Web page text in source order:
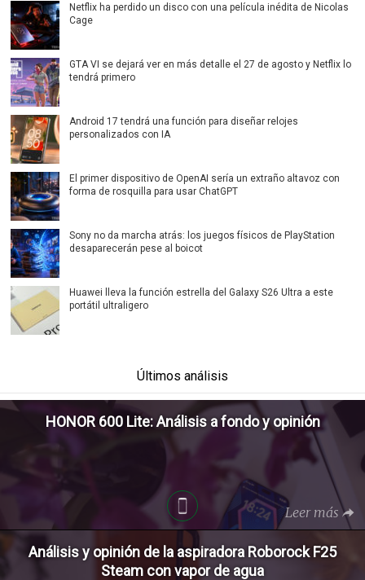
Netflix ha perdido un disco con una película inédita de Nicolas
Cage
GTA VI se dejará ver en más detalle el 27 de agosto y Netflix lo
tendrá primero
Android 17 tendrá una función para diseñar relojes
personalizados con IA
El primer dispositivo de OpenAI sería un extraño altavoz con
forma de rosquilla para usar ChatGPT
Sony no da marcha atrás: los juegos físicos de PlayStation
desaparecerán pese al boicot
Huawei lleva la función estrella del Galaxy S26 Ultra a este
portátil ultraligero
Últimos análisis
HONOR 600 Lite: Análisis a fondo y opinión
Leer más
Análisis y opinión de la aspiradora Roborock F25
Steam con vapor de agua